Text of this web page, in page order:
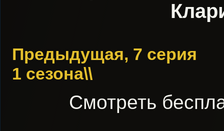
Предыдущая, 7 серия
1 сезона\\
Смотреть